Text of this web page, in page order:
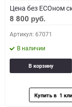
Цена без ECOном
8 800 руб.
Артикул: 67071
В наличии
В корзину